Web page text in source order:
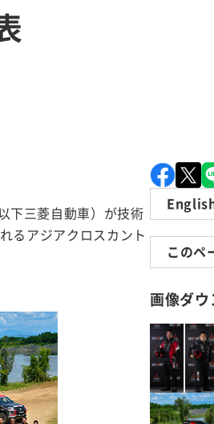
このペ
画像ダウ
下三菱自動車）が技術
るアジアクロスカント